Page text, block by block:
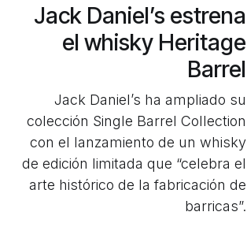
Jack Daniel’s estrena
el whisky Heritage
Barrel
Jack Daniel’s ha ampliado su
colección Single Barrel Collection
con el lanzamiento de un whisky
de edición limitada que “celebra el
arte histórico de la fabricación de
barricas”.